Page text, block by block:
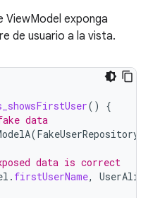
ViewModel exponga
de usuario a la vista.
()
{
data
(FakeUserRepository
data is correct
. firstUserName,